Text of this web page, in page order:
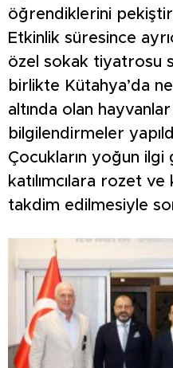
öğrendiklerini
Etkinlik süresince
özel sokak tiyatrosu
birlikte Kütahya’da
altında olan hayvanlar
bilgilendirmeler
Çocukların yoğun
katılımcılara rozet ve
takdim edilmesiyle